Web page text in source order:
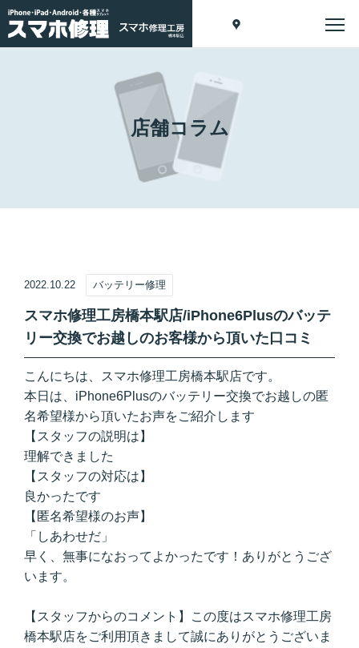
店舗コラム
2022.10.22 バッテリー修理
スマホ修理工房橋本駅店/iPhone6Plusのバッテ
リー交換でお越しのお客様から頂いた口コミ
こんにちは、スマホ修理工房橋本駅店です。
本日は、iPhone6Plusのバッテリー交換でお越しの匿
名希望様から頂いたお声をご紹介します
【スタッフの説明は】
理解できました
【スタッフの対応は】
良かったです
【匿名希望様のお声】
「しあわせだ」
早く、無事になおってよかったです！ありがとうござ
います。
【スタッフからのコメント】この度はスマホ修理工房
橋本駅店をご利用頂きまして誠にありがとうございま